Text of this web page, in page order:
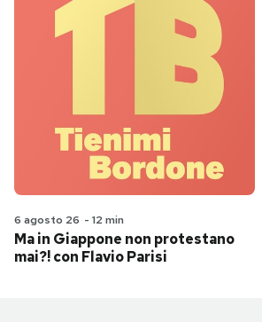
6 agosto 26 - 12 min
Ma in Giappone non protestano
mai?! con Flavio Parisi